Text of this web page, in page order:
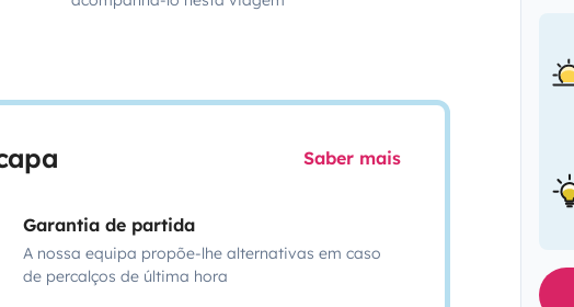
Saber mais
Garantia de partida
A nossa equipa propõe-lhe alternativas em caso
de percalços de última hora